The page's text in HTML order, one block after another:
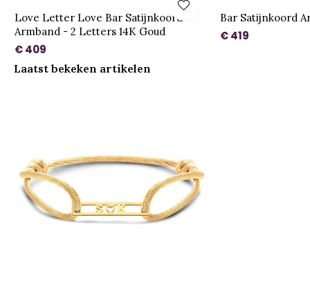
Love Letter Love Bar Satijnkoord
Armband - 2 Letters 14K Goud
€ 409
Bar Satijnkoord
€ 419
Laatst bekeken artikelen